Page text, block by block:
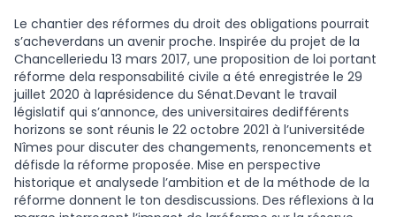
Le chantier des réformes du droit des obligations pourrait
s’acheverdans un avenir proche. Inspirée du projet de la
Chancelleriedu 13 mars 2017, une proposition de loi portant
réforme dela responsabilité civile a été enregistrée le 29
juillet 2020 à laprésidence du Sénat.Devant le travail
législatif qui s’annonce, des universitaires dedifférents
horizons se sont réunis le 22 octobre 2021 à l’universitéde
Nîmes pour discuter des changements, renoncements et
défisde la réforme proposée. Mise en perspective
historique et analysede l’ambition et de la méthode de la
réforme donnent le ton desdiscussions. Des réflexions à la